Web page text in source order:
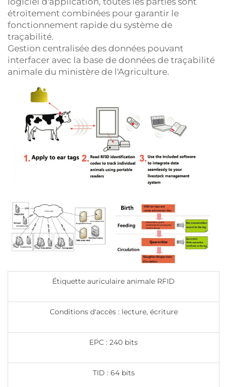
étroitement combinées pour garantir le
fonctionnement rapide du système de
traçabilité.
Gestion centralisée des données pouvant
interfacer avec la base de données de traçabilité
animale du ministère de l'Agriculture.
Étiquette auriculaire animale RFID
Conditions d'accès : lecture, écriture
EPC : 240 bits
TID : 64 bits